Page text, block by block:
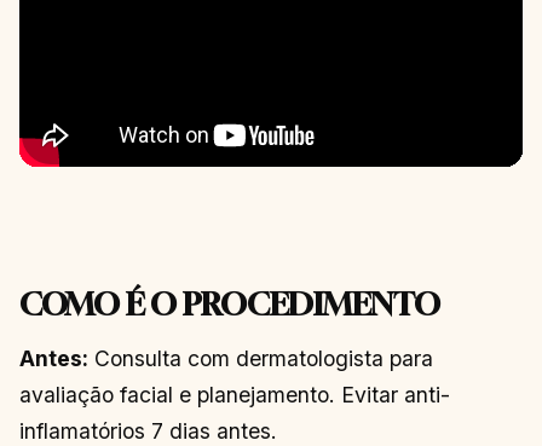
COMO É O PROCEDIMENTO
Antes: Consulta com dermatologista para
avaliação facial e planejamento. Evitar anti-
inflamatórios 7 dias antes.